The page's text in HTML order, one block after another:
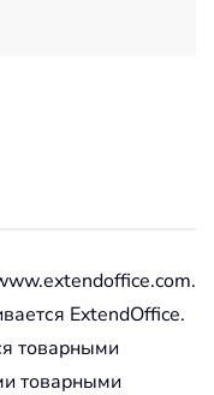
ExtendOffice.
товарными
товарными